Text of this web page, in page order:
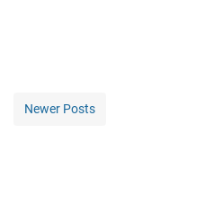
Newer Posts